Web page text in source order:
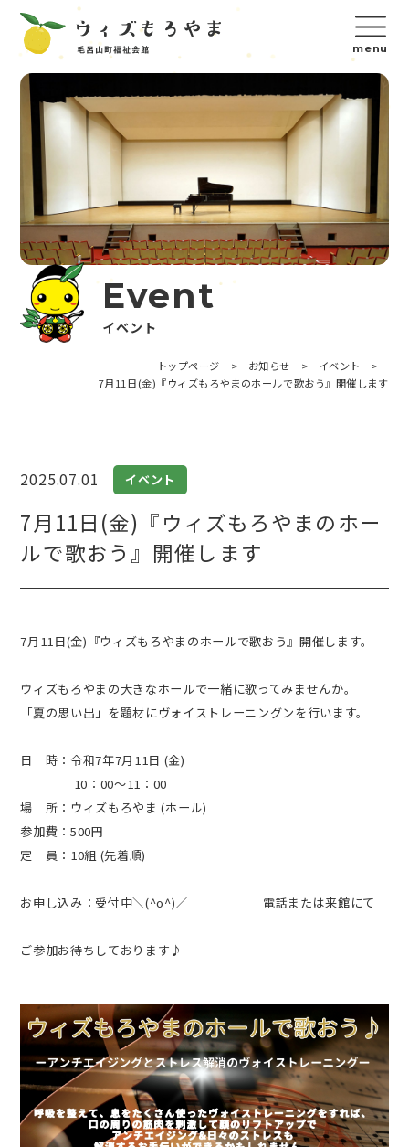
Event
イベント
トップページ > お知らせ > イベント
>
7月11日(金)『ウィズもろやまのホールで歌おう』開催します
2025.07.01 イベント
7月11日(金)『ウィズもろやまのホー
ルで歌おう』開催します
7月11日(金)『ウィズもろやまのホールで歌おう』開催します。
ウィズもろやまの大きなホールで一緒に歌ってみませんか。
「夏の思い出」を題材にヴォイストレーニングンを行います。
日 時：令和7年7月11日 (金)
10：00～11：00
場 所：ウィズもろやま (ホール)
参加費：500円
定 員：10組 (先着順)
お申し込み：受付中＼(^o^)／ 電話または来館にて
ご参加お待ちしております♪